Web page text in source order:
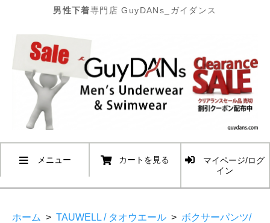
男性下着専門店 GuyDANs_ガイダンス
メニュー カートを見る
マイページ/ログ
イン
ホーム > TAUWELL / タオウエール > ボクサーパンツ/